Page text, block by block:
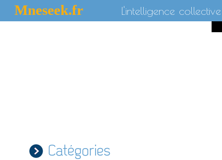
Mneseek.fr L'intelligence collective
Catégories